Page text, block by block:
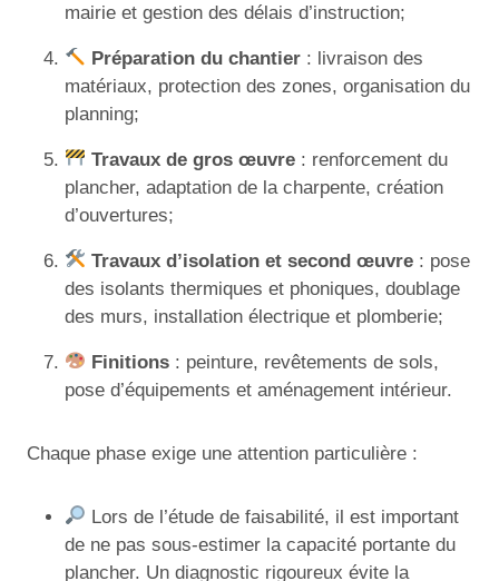
mairie et gestion des délais d’instruction;
Préparation du chantier : livraison des
matériaux, protection des zones, organisation du
planning;
Travaux de gros œuvre : renforcement du
plancher, adaptation de la charpente, création
d’ouvertures;
Travaux d’isolation et second œuvre : pose
des isolants thermiques et phoniques, doublage
des murs, installation électrique et plomberie;
Finitions : peinture, revêtements de sols,
pose d’équipements et aménagement intérieur.
Chaque phase exige une attention particulière :
Lors de l’étude de faisabilité, il est important
de ne pas sous-estimer la capacité portante du
plancher. Un diagnostic rigoureux évite la